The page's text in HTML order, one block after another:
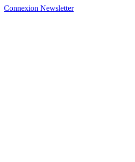
Connexion Newsletter